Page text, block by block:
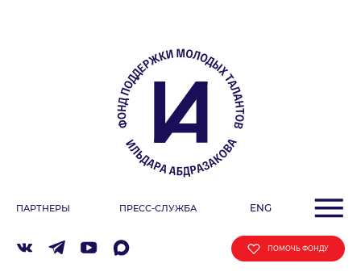
ДЕЯТЕЛЬНОСТЬ ФОНДА
Фестиваль
«ArtSpace»
ПАРТНЕРЫ ПРЕСС-СЛУЖБА ENG
ПОМОЧЬ ФОНДУ